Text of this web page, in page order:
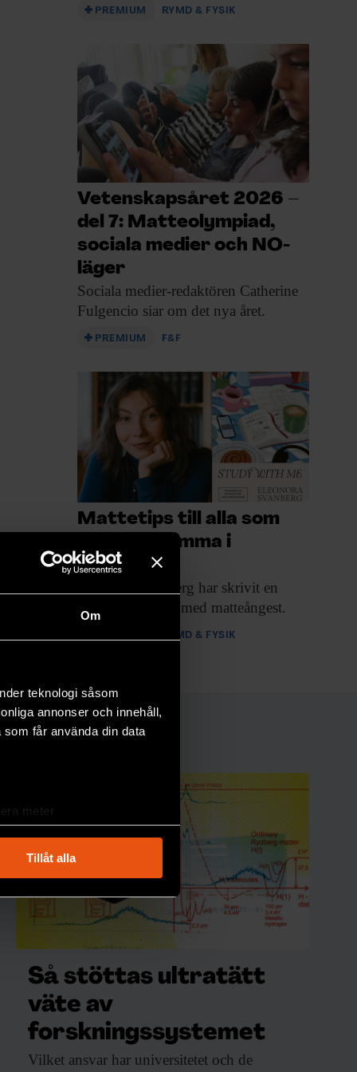
Om
teknologi såsom
annonser och innehåll,
får använda din data
meter
. Du kan ändra
funktioner för
information från din enhet
kombinera informationen
tjänster.
Tillåt alla
PREMIUM RYMD & FYSIK
Vetenskapsåret 2026 –
del 7: Matteolympiad,
sociala medier och NO-
läger
Sociala medier-redaktören Catherine
Fulgencio siar om det nya året.
PREMIUM F&F
Mattetips till alla som
känt sig dumma i
huvudet
Eleonora Svanberg har skrivit en
handbok för dig med matteångest.
RYMD & FYSIK
Så stöttas ultratätt
väte av
forskningssystemet
Vilket ansvar har universitetet och de